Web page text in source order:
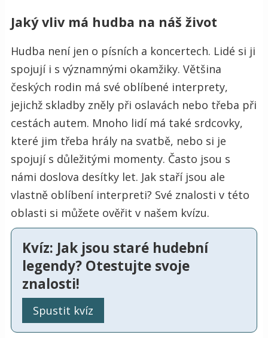
Jaký vliv má hudba na náš život
Hudba není jen o písních a koncertech. Lidé si ji
spojují i s významnými okamžiky. Většina
českých rodin má své oblíbené interprety,
jejichž skladby zněly při oslavách nebo třeba při
cestách autem. Mnoho lidí má také srdcovky,
které jim třeba hrály na svatbě, nebo si je
spojují s důležitými momenty. Často jsou s
námi doslova desítky let. Jak staří jsou ale
vlastně oblíbení interpreti? Své znalosti v této
oblasti si můžete ověřit v našem kvízu.
Kvíz: Jak jsou staré hudební
legendy? Otestujte svoje
znalosti!
Spustit kvíz